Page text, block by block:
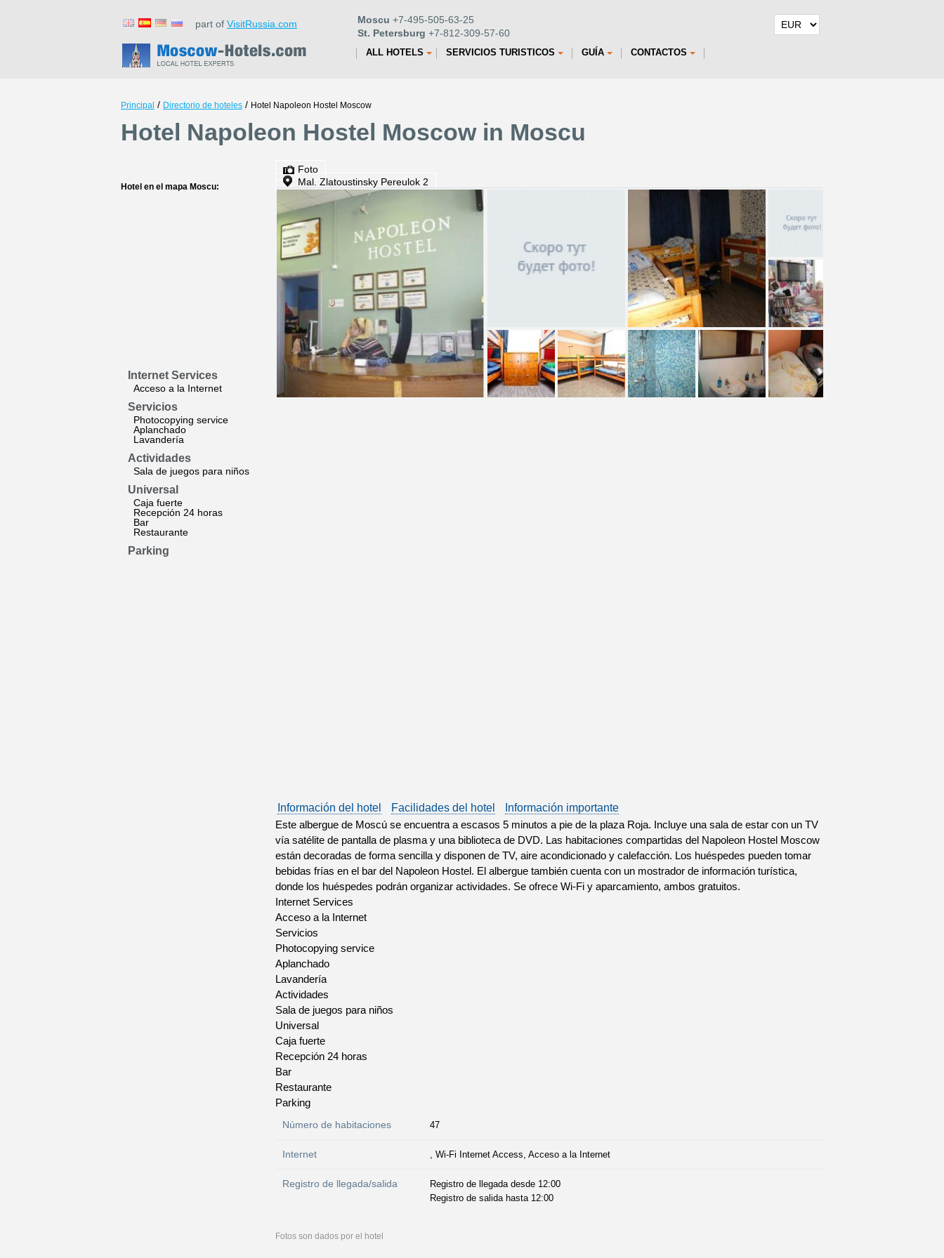
part of VisitRussia.com Moscu +7-495-505-63-25
St. Petersburg +7-812-309-57-60
ALL HOTELS SERVICIOS TURISTICOS GUÍA CONTACTOS
Principal / Directorio de hoteles / Hotel Napoleon Hostel Moscow
Hotel Napoleon Hostel Moscow in Moscu
Hotel en el mapa Moscu:
Internet Services
Acceso a la Internet
Servicios
Photocopying service
Aplanchado
Lavandería
Actividades
Sala de juegos para niños
Universal
Caja fuerte
Recepción 24 horas
Bar
Restaurante
Parking
Foto
Mal. Zlatoustinsky Pereulok 2
Información del hotel Facilidades del hotel
Información importante
Este albergue de Moscú se encuentra a escasos 5 minutos a pie de la plaza Roja. Incluye una sala de estar con un TV
vía satélite de pantalla de plasma y una biblioteca de DVD. Las habitaciones compartidas del Napoleon Hostel Moscow
están decoradas de forma sencilla y disponen de TV, aire acondicionado y calefacción. Los huéspedes pueden tomar
bebidas frías en el bar del Napoleon Hostel. El albergue también cuenta con un mostrador de información turística,
donde los huéspedes podrán organizar actividades. Se ofrece Wi-Fi y aparcamiento, ambos gratuitos.
Internet Services
Acceso a la Internet
Servicios
Photocopying service
Aplanchado
Lavandería
Actividades
Sala de juegos para niños
Universal
Caja fuerte
Recepción 24 horas
Bar
Restaurante
Parking
Número de habitaciones 47
Internet , Wi-Fi Internet Access, Acceso a la Internet
Registro de llegada/salida
Registro de llegada desde 12:00
Registro de salida hasta 12:00
Fotos son dados por el hotel